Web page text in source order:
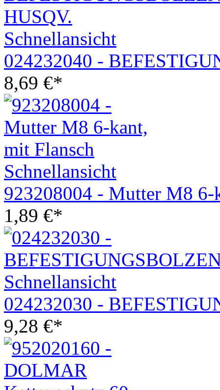
Schnellansicht
024232040 -
8,69 €*
Schnellansicht
923208004 - Mutter M8 6-
1,89 €*
Schnellansicht
024232030 -
9,28 €*